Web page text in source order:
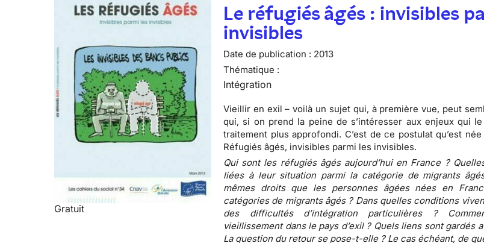
Gratuit
Le réfugiés âgés : invisibles
invisibles
Date de publication : 2013
Thématique :
Intégration
Vieillir en exil – voilà un sujet qui, à première vue, peut
qui, si on prend la peine de s’intéresser aux enjeux qui
traitement plus approfondi. C’est de ce postulat qu’est
Réfugiés âgés, invisibles parmi les invisibles.
Qui sont les réfugiés âgés aujourd’hui en France ?
liées à leur situation parmi la catégorie de migrants
mêmes droits que les personnes âgées nées en
catégories de migrants âgés ? Dans quelles conditions
des difficultés d’intégration particulières ?
vieillissement dans le pays d’exil ? Quels liens sont gardés
La question du retour se pose-t-elle ? Le cas échéant, de